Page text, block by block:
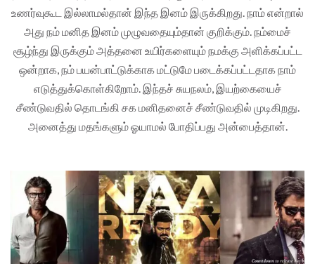
உணர்வுகூட இல்லாமல்தான் இந்த இனம் இருக்கிறது. நாம் என்றால்
அது நம் மனித இனம் முழுவதையும்தான் குறிக்கும். நம்மைச்
சூழ்ந்து இருக்கும் அத்தனை உயிர்களையும் நமக்கு அளிக்கப்பட்ட
ஒன்றாக, நம் பயன்பாட்டுக்காக மட்டுமே படைக்கப்பட்டதாக நாம்
எடுத்துக்கொள்கிறோம். இந்தச் சுயநலம், இயற்கையைச்
சீண்டுவதில் தொடங்கி சக மனிதனைச் சீண்டுவதில் முடிகிறது.
அனைத்து மதங்களும் ஓயாமல் போதிப்பது அன்பைத்தான்.